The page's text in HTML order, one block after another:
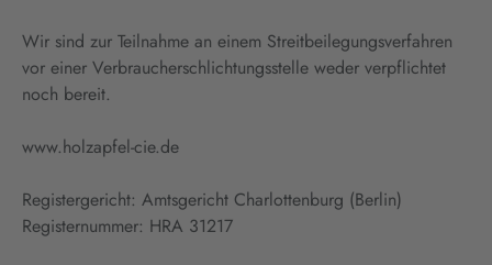
Wir sind zur Teilnahme an einem Streitbeilegungsverfahren
vor einer Verbraucherschlichtungsstelle weder verpflichtet
noch bereit.
www.holzapfel-cie.de
Registergericht: Amtsgericht Charlottenburg (Berlin)
Registernummer: HRA 31217